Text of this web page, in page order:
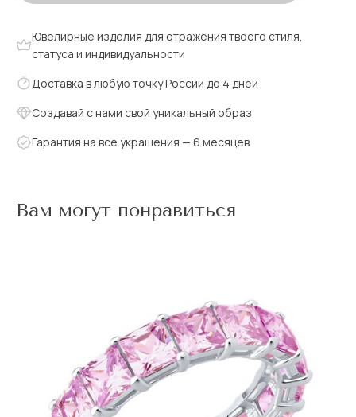
Ювелирные изделия для отражения твоего стиля,
статуса и индивидуальности
Доставка в любую точку России до 4 дней
Создавай с нами свой уникальный образ
Гарантия на все украшения — 6 месяцев
Вам могут понравиться